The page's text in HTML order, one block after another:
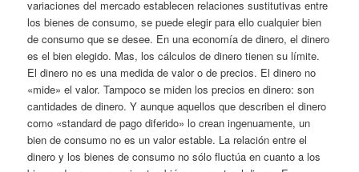
variaciones del mercado establecen relaciones sustitutivas entre
los bienes de consumo, se puede elegir para ello cualquier bien
de consumo que se desee. En una economía de dinero, el dinero
es el bien elegido. Mas, los cálculos de dinero tienen su límite.
El dinero no es una medida de valor o de precios. El dinero no
«mide» el valor. Tampoco se miden los precios en dinero: son
cantidades de dinero. Y aunque aquellos que describen el dinero
como «standard de pago diferido» lo crean ingenuamente, un
bien de consumo no es un valor estable. La relación entre el
dinero y los bienes de consumo no sólo fluctúa en cuanto a los